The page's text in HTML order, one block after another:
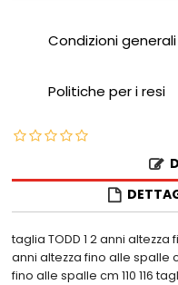
Condizioni
Politiche per i resi
taglia TODD 1 2 anni
anni altezza fino alle spalle
fino alle spalle cm 110 116